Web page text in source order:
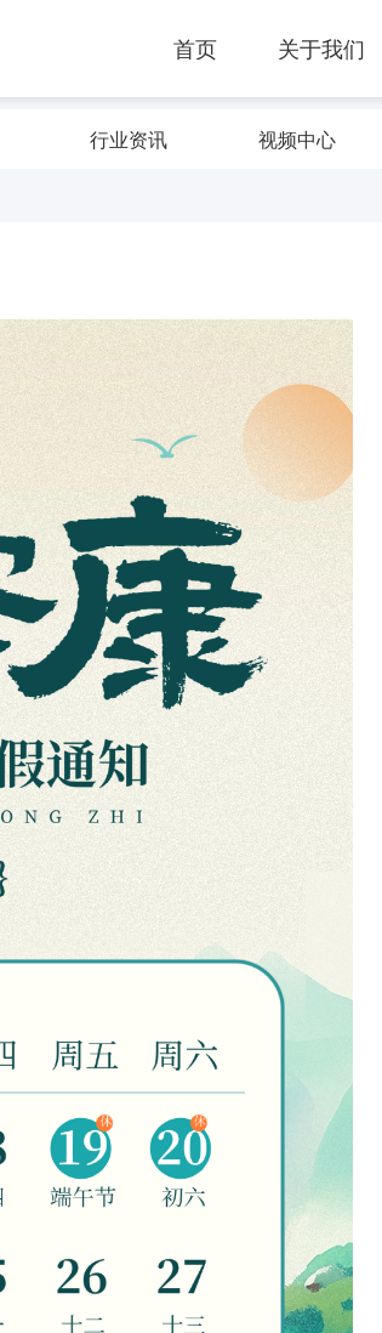
首页 关于我们
行业资讯 视频中心